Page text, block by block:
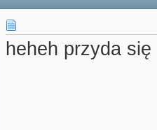
heheh przyda się